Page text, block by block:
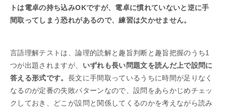
トは電卓の持ち込みOKですが、電卓に慣れていないと逆に手
間取ってしまう恐れがあるので、練習は欠かせません。
言語理解テストは、論理的読解と趣旨判断と趣旨把握のうち1
つが出題されますが、 いずれも長い問題文を読んだ上で設問に
答える形式です。 長文に手間取っているうちに時間が足りなく
なるのが定番の失敗パターンなので、設問をあらかじめチェッ
クしておき、どこが設問と関係してくるのかを考えながら読み